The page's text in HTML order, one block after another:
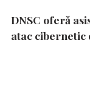
DNSC oferă
atac cibernetic